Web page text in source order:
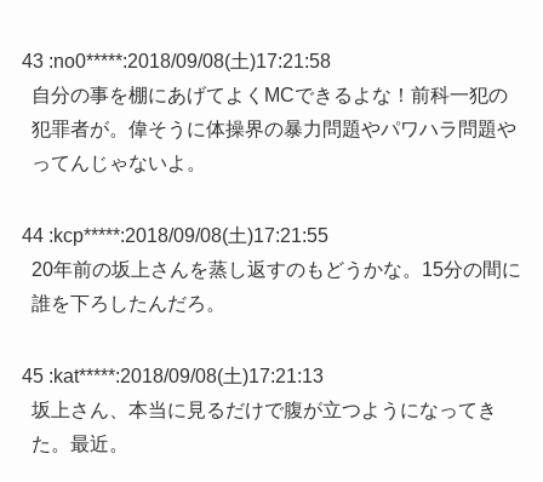
43 :no0*****:2018/09/08(土)17:21:58
自分の事を棚にあげてよくMCできるよな！前科一犯の
犯罪者が。偉そうに体操界の暴力問題やパワハラ問題や
ってんじゃないよ。
44 :kcp*****:2018/09/08(土)17:21:55
20年前の坂上さんを蒸し返すのもどうかな。15分の間に
誰を下ろしたんだろ。
45 :kat*****:2018/09/08(土)17:21:13
坂上さん、本当に見るだけで腹が立つようになってき
た。最近。